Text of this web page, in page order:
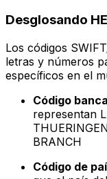
Desglosando
Los códigos
letras y números
específicos en el
Código
representan
BRANCH
Código de